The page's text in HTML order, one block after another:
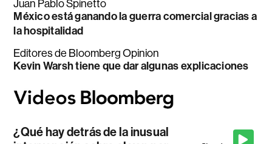
Juan Pablo Spinetto
México está ganando la guerra comercial gracias a
la hospitalidad
Editores de Bloomberg Opinion
Kevin Warsh tiene que dar algunas explicaciones
¿Qué hay detrás de la inusual